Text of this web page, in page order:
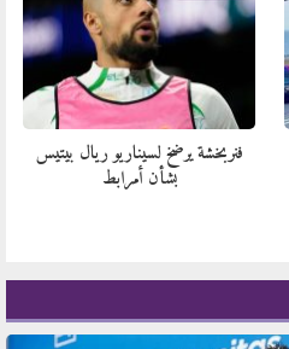
فنربخشة يرضخ لسيناريو ريال بيتيس
بشأن أمرابط